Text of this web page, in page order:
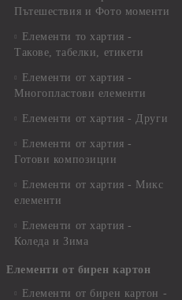
Пътешествия и Фото моменти
Елементи то хартия -
Такове, табелки, етикети
Елементи от хартия -
Многопластови елементи
Елементи от хартия - Други
Елементи от хартия -
Готови композиции
Елементи от хартия - Микс
елементи
Елементи от хартия -
Коледа и Зима
Елементи от бирен картон
Елементи от бирен картон -